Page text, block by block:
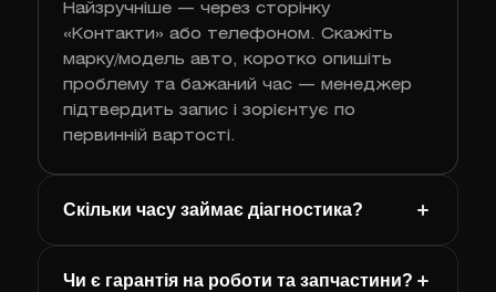
Найзручніше — через сторінку
«Контакти» або телефоном. Скажіть
марку/модель авто, коротко опишіть
проблему та бажаний час — менеджер
підтвердить запис і зорієнтує по
первинній вартості.
Скільки часу займає діагностика?
Чи є гарантія на роботи та запчастини?